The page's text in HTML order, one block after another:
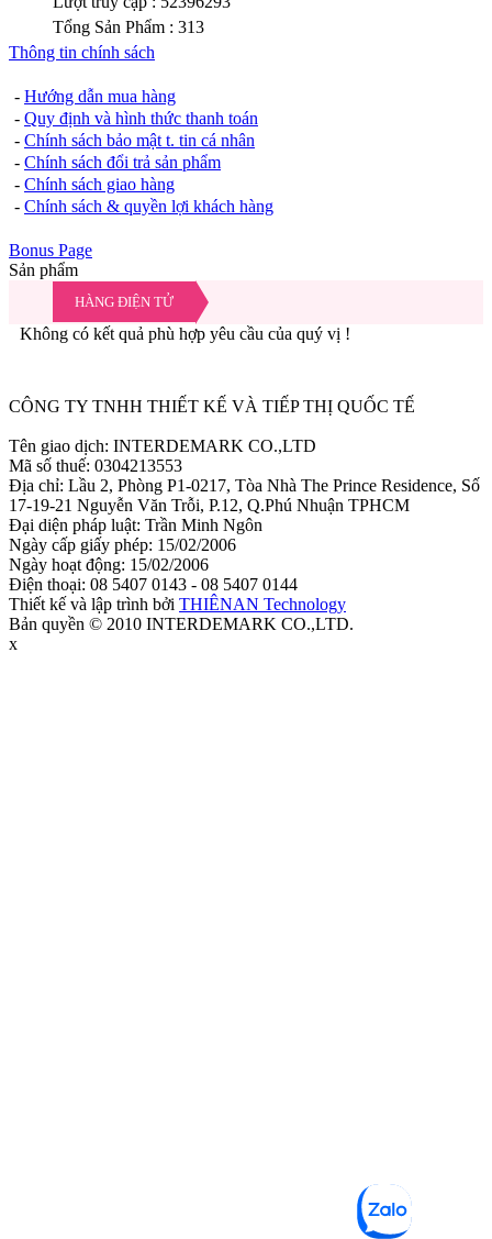
Tổng Sản Phẩm : 313
Thông tin chính sách
- Hướng dẫn mua hàng
- Quy định và hình thức thanh toán
- Chính sách bảo mật t. tin cá nhân
- Chính sách đổi trả sản phẩm
- Chính sách giao hàng
- Chính sách & quyền lợi khách hàng
Bonus Page
Sản phẩm
HÀNG ĐIỆN TỬ
Không có kết quả phù hợp yêu cầu của quý vị !
CÔNG TY TNHH THIẾT KẾ VÀ TIẾP THỊ QUỐC TẾ
Tên giao dịch: INTERDEMARK CO.,LTD
Mã số thuế: 0304213553
Địa chỉ: Lầu 2, Phòng P1-0217, Tòa Nhà The Prince Residence, Số
17-19-21 Nguyễn Văn Trỗi, P.12, Q.Phú Nhuận TPHCM
Đại diện pháp luật: Trần Minh Ngôn
Ngày cấp giấy phép: 15/02/2006
Ngày hoạt động: 15/02/2006
Điện thoại: 08 5407 0143 - 08 5407 0144
Thiết kế và lập trình bởi THIÊNAN Technology
Bản quyền © 2010 INTERDEMARK CO.,LTD.
x